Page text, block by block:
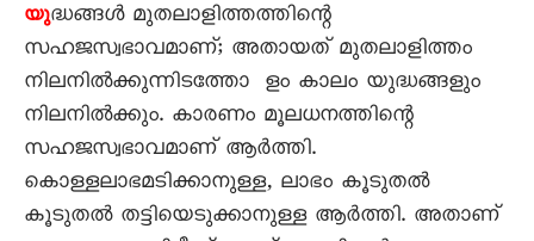
യുദ്ധങ്ങൾ മുതലാളിത്തത്തിന്റെ
സഹജസ്വഭാവമാണ്; അതായത് മുതലാളിത്തം
നിലനിൽക്കുന്നിടത്തോ ളം കാലം യുദ്ധങ്ങളും
നിലനിൽക്കും. കാരണം മൂലധനത്തിന്റെ
സഹജസ്വഭാവമാണ് ആർത്തി.
കൊള്ളലാഭമടിക്കാനുള്ള, ലാഭം കൂടുതൽ
കൂടുതൽ തട്ടിയെടുക്കാനുള്ള ആർത്തി. അതാണ്